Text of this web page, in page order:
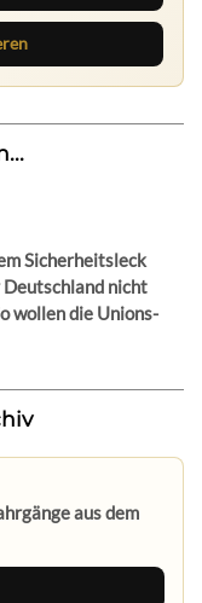
Sicherheitsleck
nicht
wollen die Unions-
aus dem